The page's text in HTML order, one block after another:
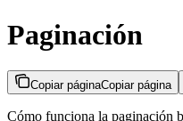
Paginación
Copiar páginaCopiar página
Cómo funciona la paginación